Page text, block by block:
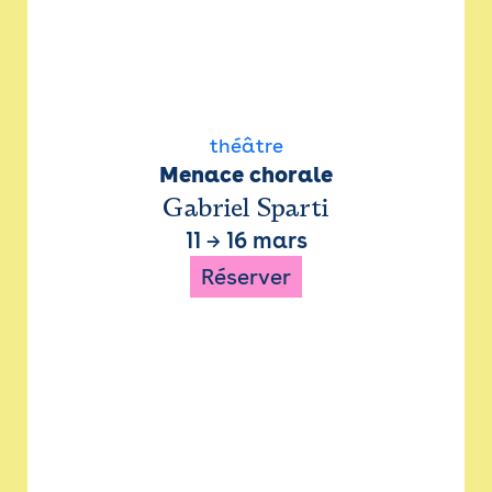
théâtre
Menace chorale
Gabriel Sparti
11 → 16 mars
Réserver